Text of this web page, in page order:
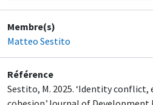
Membre(s)
Matteo Sestito
Référence
Sestito, M. 2025. ‘Identity